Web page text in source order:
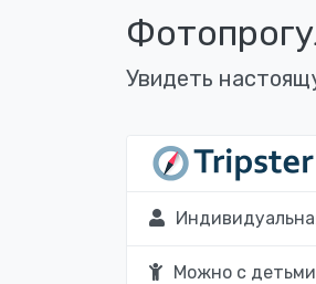
Увидеть
Можно с детьми